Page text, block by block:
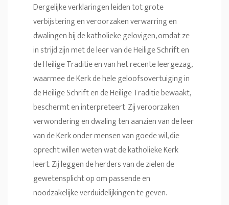
Dergelijke verklaringen leiden tot grote
verbijstering en veroorzaken verwarring en
dwalingen bij de katholieke gelovigen, omdat ze
in strijd zijn met de leer van de Heilige Schrift en
de Heilige Traditie en van het recente leergezag,
waarmee de Kerk de hele geloofsovertuiging in
de Heilige Schrift en de Heilige Traditie bewaakt,
beschermt en interpreteert. Zij veroorzaken
verwondering en dwaling ten aanzien van de leer
van de Kerk onder mensen van goede wil, die
oprecht willen weten wat de katholieke Kerk
leert. Zij leggen de herders van de zielen de
gewetensplicht op om passende en
noodzakelijke verduidelijkingen te geven.